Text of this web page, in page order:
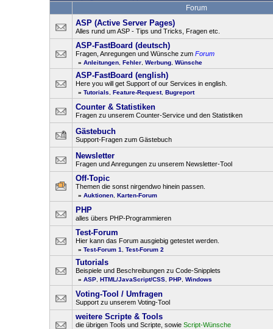
Forum
ASP (Active Server Pages)
Alles rund um ASP - Tips und Tricks, Fragen etc.
ASP-FastBoard (deutsch)
Fragen, Anregungen und Wünsche zum Forum
» Anleitungen, Fehler, Werbung, Wünsche
ASP-FastBoard (english)
Here you will get Support of our Services in english.
» Tutorials Feature-Request, Bugreport
Counter & Statistiken
Fragen zu unserem Counter-Service und den Statistiken
Gästebuch
Support-Fragen zum Gästebuch
Newsletter
Fragen und Anregungen zu unserem Newsletter-Tool
Off-Topic
Themen die sonst nirgendwo hinein passen.
» Auktionen, Karten-Forum
PHP
alles übers PHP-Programmieren
Test-Forum
Hier kann das Forum ausgiebig getestet werden.
» Test-Forum 1 Test-Forum 2
Tutorials
Beispiele und Beschreibungen zu Code-Snipplets
» ASP, HTML/JavaScript/CSS, PHP, Windows
Voting-Tool / Umfragen
Support zu unserem Voting-Tool
weitere Scripte & Tools
die übrigen Tools und Scripte, sowie Script-Wünsche